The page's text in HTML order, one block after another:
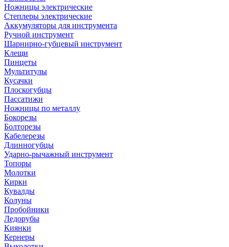
Ножницы электрические
Степлеры электрические
Аккумуляторы для инструмента
Ручной инструмент
Шарнирно-губцевый инструмент
Клещи
Пинцеты
Мультитулы
Кусачки
Плоскогубцы
Пассатижи
Ножницы по металлу
Бокорезы
Болторезы
Кабелерезы
Длинногубцы
Ударно-рычажный инструмент
Топоры
Молотки
Кирки
Кувалды
Колуны
Пробойники
Ледорубы
Киянки
Кернеры